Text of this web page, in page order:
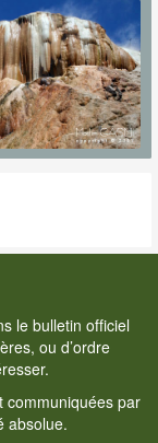
le bulletin officiel
ou d’ordre
communiquées par
absolue.